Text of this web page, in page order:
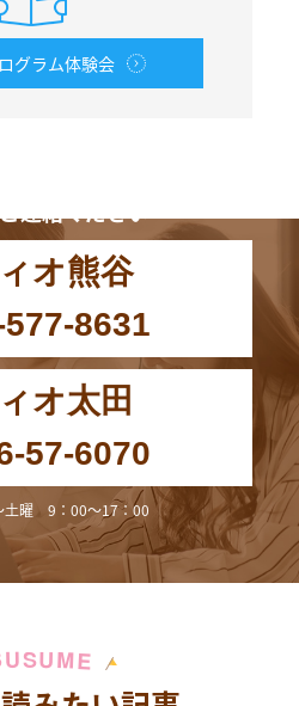
グラム体験会
連絡ください
オ熊谷
8631
オ太田
57-6070
土曜 9：00～17：00
USUME